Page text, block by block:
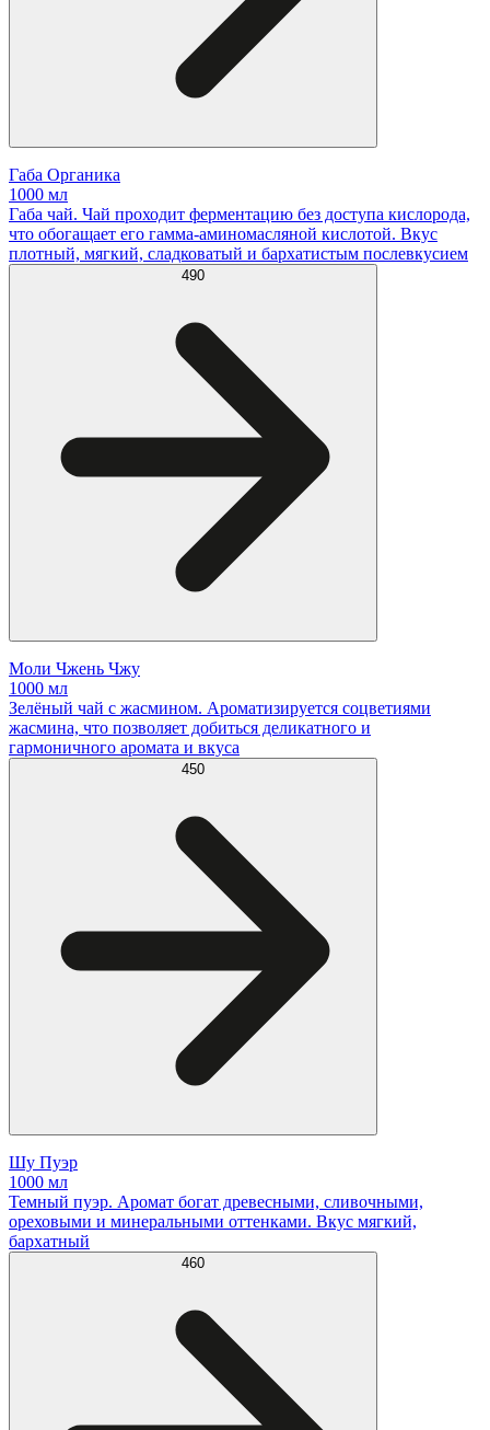
Габа Органика
1000 мл
Габа чай. Чай проходит ферментацию без доступа кислорода,
что обогащает его гамма-аминомасляной кислотой. Вкус
плотный, мягкий, сладковатый и бархатистым послевкусием
490
Моли Чжень Чжу
1000 мл
Зелёный чай с жасмином. Ароматизируется соцветиями
жасмина, что позволяет добиться деликатного и
гармоничного аромата и вкуса
450
Шу Пуэр
1000 мл
Темный пуэр. Аромат богат древесными, сливочными,
ореховыми и минеральными оттенками. Вкус мягкий,
бархатный
460